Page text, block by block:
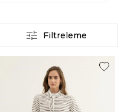
Filtreleme